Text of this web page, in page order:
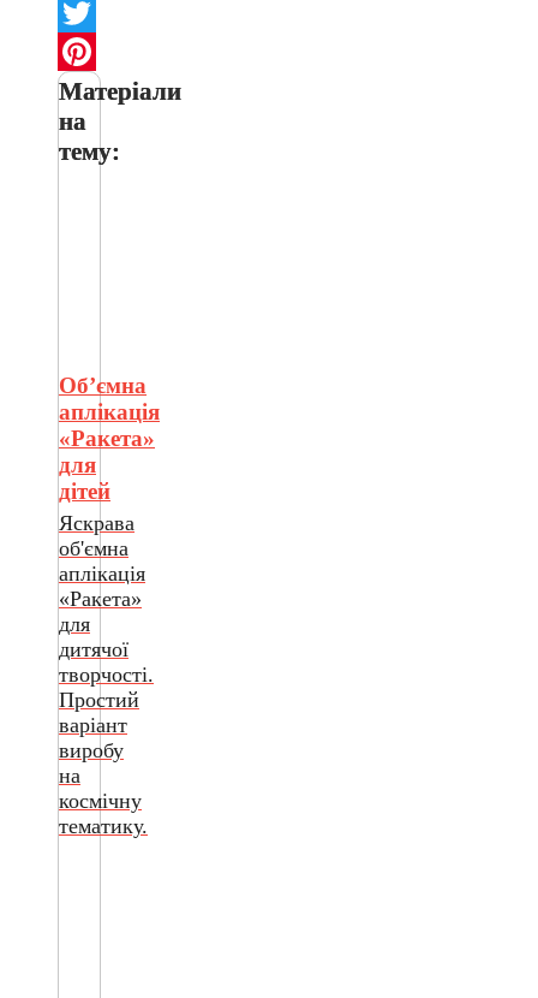
Facebook
Twitter
Pinterest
Матеріали
на
тему:
Об’ємна
аплікація
«Ракета»
для
дітей
Яскрава
об'ємна
аплікація
«Ракета»
для
дитячої
творчості.
Простий
варіант
виробу
на
космічну
тематику.